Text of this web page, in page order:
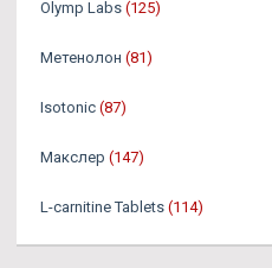
Olymp Labs (125)
Метенолон (81)
Isotonic (87)
Макслер (147)
L-carnitine Tablets (114)